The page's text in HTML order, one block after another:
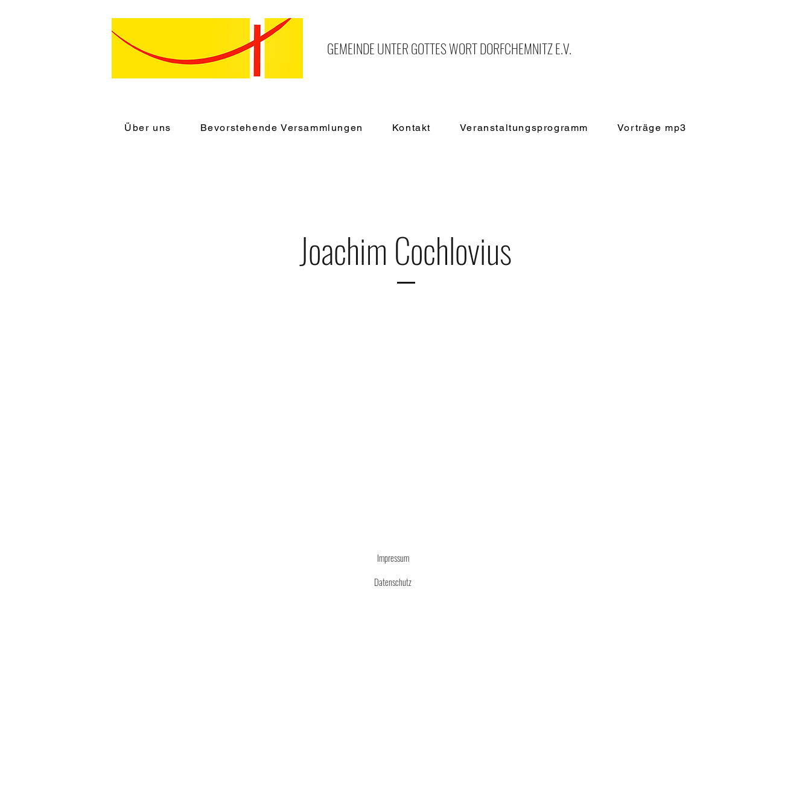
GEMEINDE UNTER GOTTES WORT DORFCHEMNITZ E.V.
Über uns Bevorstehende Versammlungen Kontakt Veranstaltungsprogramm Vorträge mp3
Joachim Cochlovius
Impressum
Datenschutz